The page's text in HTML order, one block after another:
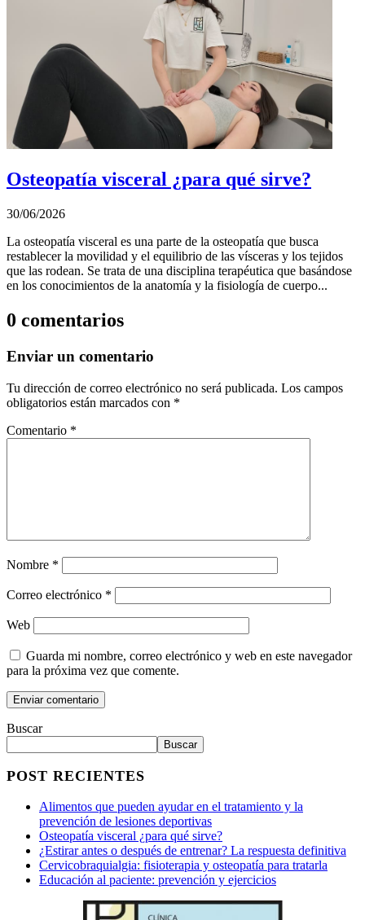
Osteopatía visceral ¿para qué sirve?
30/06/2026
La osteopatía visceral es una parte de la osteopatía que busca
restablecer la movilidad y el equilibrio de las vísceras y los tejidos
que las rodean. Se trata de una disciplina terapéutica que basándose
en los conocimientos de la anatomía y la fisiología de cuerpo...
0 comentarios
Enviar un comentario
Tu dirección de correo electrónico no será publicada. Los campos
obligatorios están marcados con *
Comentario *
Nombre *
Correo electrónico *
Web
Guarda mi nombre, correo electrónico y web en este navegador
para la próxima vez que comente.
Enviar comentario
Buscar
Buscar
POST RECIENTES
Alimentos que pueden ayudar en el tratamiento y la
prevención de lesiones deportivas
Osteopatía visceral ¿para qué sirve?
¿Estirar antes o después de entrenar? La respuesta definitiva
Cervicobraquialgia: fisioterapia y osteopatía para tratarla
Educación al paciente: prevención y ejercicios